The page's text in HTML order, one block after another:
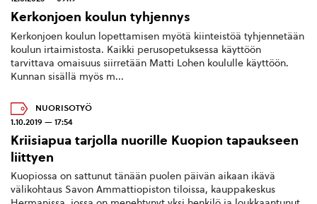
Kerkonjoen koulun tyhjennys
Kerkonjoen koulun lopettamisen myötä kiinteistöä tyhjennetään
koulun irtaimistosta. Kaikki perusopetuksessa käyttöön
tarvittava omaisuus siirretään Matti Lohen koululle käyttöön.
Kunnan sisällä myös m...
NUORISOTYÖ
1.10.2019 — 17:54
Kriisiapua tarjolla nuorille Kuopion tapaukseen
liittyen
Kuopiossa on sattunut tänään puolen päivän aikaan ikävä
välikohtaus Savon Ammattiopiston tiloissa, kauppakeskus